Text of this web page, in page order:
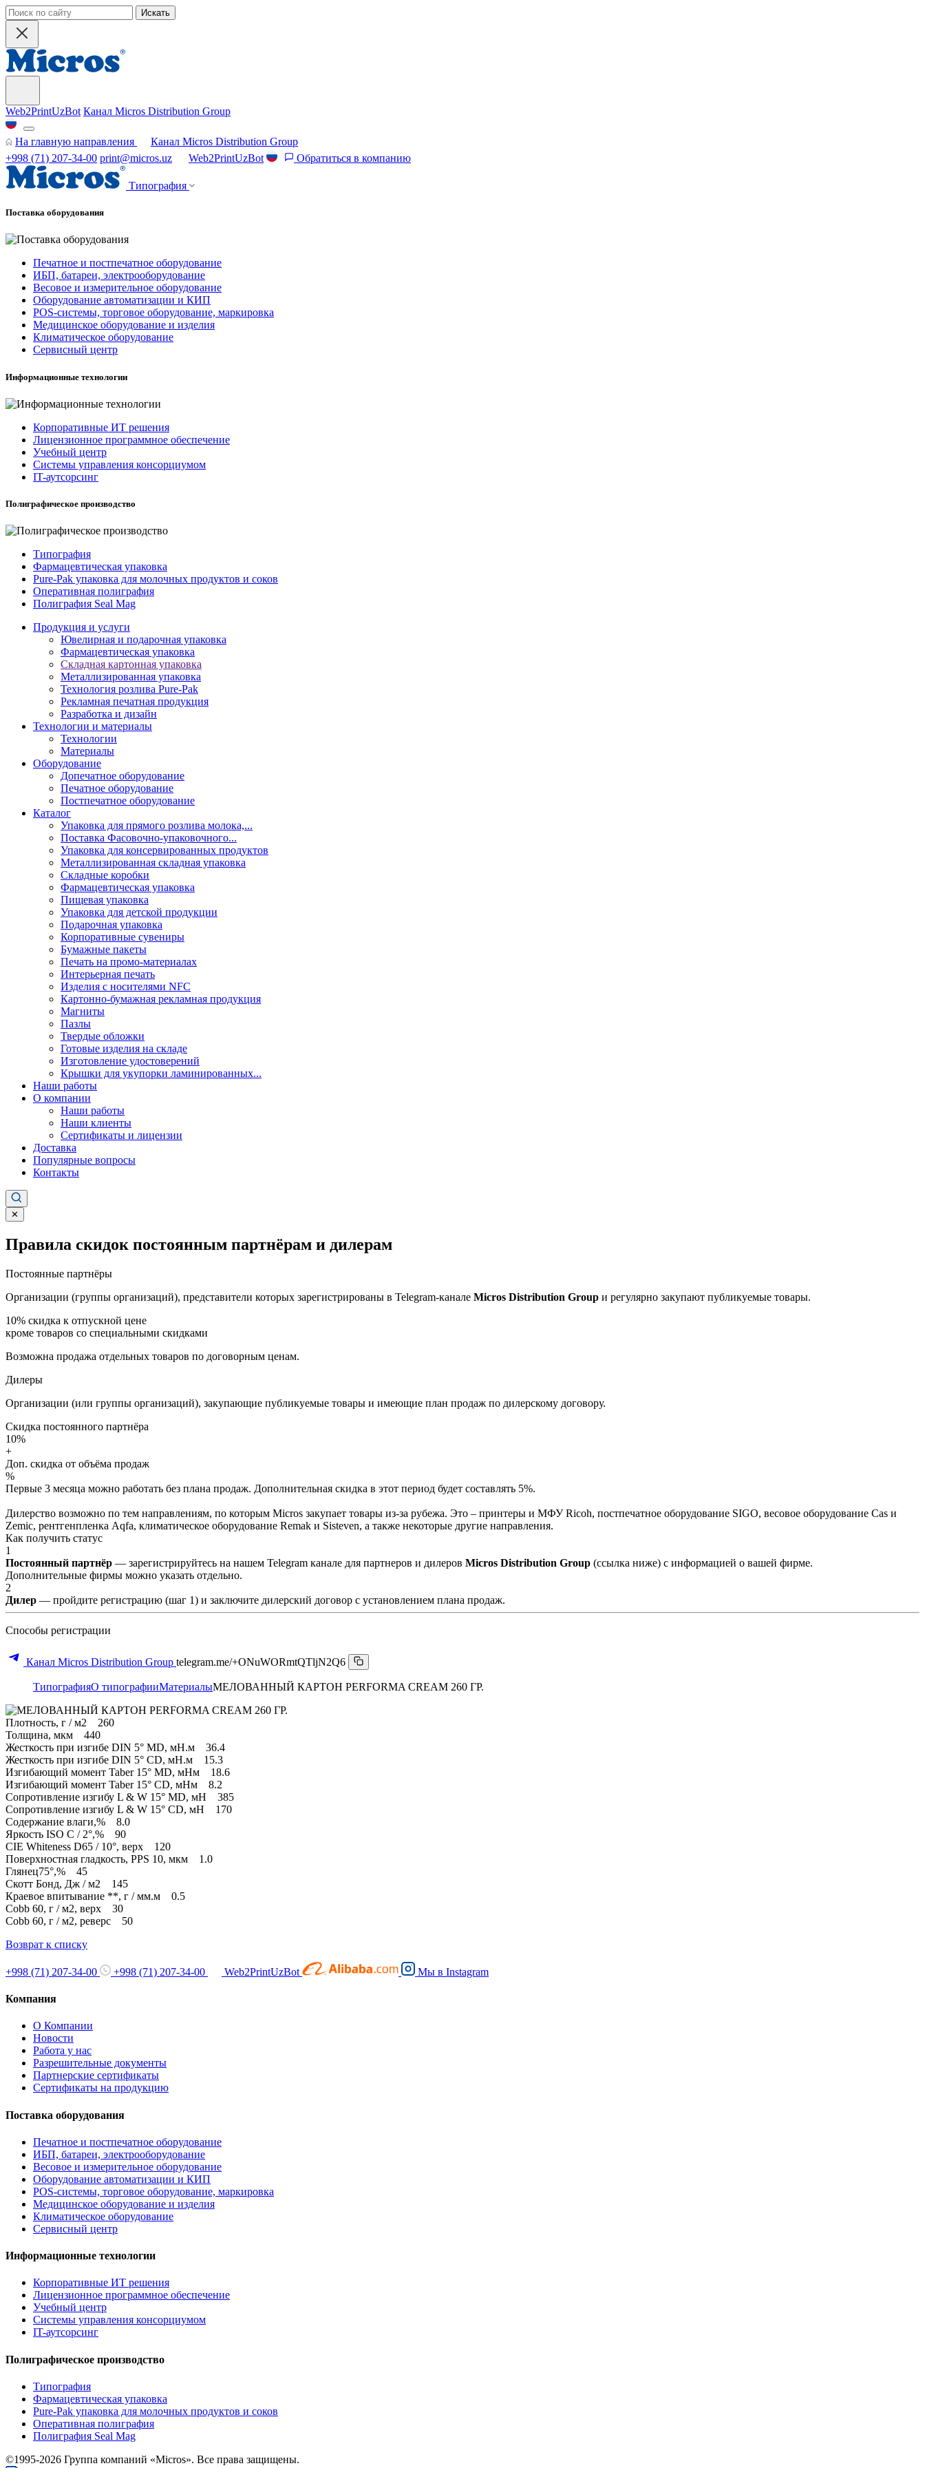
Искать
Web2PrintUzBot Канал Micros Distribution Group
На главную направления
Канал Micros Distribution Group
+998 (71) 207-34-00 print@micros.uz Web2PrintUzBot Обратиться в компанию
Типография
Поставка оборудования
Печатное и постпечатное оборудование
ИБП, батареи, электрооборудование
Весовое и измерительное оборудование
Оборудование автоматизации и КИП
POS-системы, торговое оборудование, маркировка
Медицинское оборудование и изделия
Климатическое оборудование
Сервисный центр
Информационные технологии
Корпоративные ИТ решения
Лицензионное программное обеспечение
Учебный центр
Системы управления консорциумом
IT-аутсорсинг
Полиграфическое производство
Типография
Фармацевтическая упаковка
Pure-Pak упаковка для молочных продуктов и соков
Оперативная полиграфия
Полиграфия Seal Mag
Продукция и услуги
Ювелирная и подарочная упаковка
Фармацевтическая упаковка
Складная картонная упаковка
Металлизированная упаковка
Технология розлива Pure-Pak
Рекламная печатная продукция
Разработка и дизайн
Технологии и материалы
Технологии
Материалы
Оборудование
Допечатное оборудование
Печатное оборудование
Постпечатное оборудование
Каталог
Упаковка для прямого розлива молока,...
Поставка Фасовочно-упаковочного...
Упаковка для консервированных продуктов
Металлизированная складная упаковка
Складные коробки
Фармацевтическая упаковка
Пищевая упаковка
Упаковка для детской продукции
Подарочная упаковка
Корпоративные сувениры
Бумажные пакеты
Печать на промо-материалах
Интерьерная печать
Изделия с носителями NFC
Картонно-бумажная рекламная продукция
Магниты
Пазлы
Твердые обложки
Готовые изделия на складе
Изготовление удостоверений
Крышки для укупорки ламинированных...
Наши работы
О компании
Наши работы
Наши клиенты
Сертификаты и лицензии
Доставка
Популярные вопросы
Контакты
✕
Правила скидок постоянным партнёрам и дилерам
Постоянные партнёры
Организации (группы организаций), представители которых зарегистрированы в Telegram-канале Micros Distribution Group и регулярно закупают публикуемые товары.
10% скидка к отпускной цене
кроме товаров со специальными скидками
Возможна продажа отдельных товаров по договорным ценам.
Дилеры
Организации (или группы организаций), закупающие публикуемые товары и имеющие план продаж по дилерскому договору.
Скидка постоянного партнёра
10%
+
Доп. скидка от объёма продаж
%
Первые 3 месяца можно работать без плана продаж. Дополнительная скидка в этот период будет составлять 5%.
Дилерство возможно по тем направлениям, по которым Micros закупает товары из-за рубежа. Это – принтеры и МФУ Ricoh, постпечатное оборудование SIGO, весовое оборудование Cas и
Zemic, рентгенпленка Aqfa, климатическое оборудование Remak и Sisteven, а также некоторые другие направления.
Как получить статус
1
Постоянный партнёр — зарегистрируйтесь на нашем Telegram канале для партнеров и дилеров Micros Distribution Group (ссылка ниже) с информацией о вашей фирме.
Дополнительные фирмы можно указать отдельно.
2
Дилер — пройдите регистрацию (шаг 1) и заключите дилерский договор с установлением плана продаж.
Способы регистрации
Канал Micros Distribution Group telegram.me/+ONuWORmtQTljN2Q6
ТипографияО типографииМатериалыМЕЛОВАННЫЙ КАРТОН PERFORMA CREAM 260 ГР.
Плотность, г / м2 260
Толщина, мкм 440
Жесткость при изгибе DIN 5° MD, мН.м 36.4
Жесткость при изгибе DIN 5° CD, мН.м 15.3
Изгибающий момент Taber 15° MD, мНм 18.6
Изгибающий момент Taber 15° CD, мНм 8.2
Сопротивление изгибу L & W 15° MD, мН 385
Сопротивление изгибу L & W 15° CD, мН 170
Содержание влаги,% 8.0
Яркость ISO C / 2°,% 90
CIE Whiteness D65 / 10°, верх 120
Поверхностная гладкость, PPS 10, мкм 1.0
Глянец75°,% 45
Скотт Бонд, Дж / м2 145
Краевое впитывание **, г / мм.м 0.5
Cobb 60, г / м2, верх 30
Cobb 60, г / м2, реверс 50
Возврат к списку
+998 (71) 207-34-00 +998 (71) 207-34-00 Web2PrintUzBot Мы в Instagram
Компания
О Компании
Новости
Работа у нас
Разрешительные документы
Партнерские сертификаты
Сертификаты на продукцию
Поставка оборудования
Печатное и постпечатное оборудование
ИБП, батареи, электрооборудование
Весовое и измерительное оборудование
Оборудование автоматизации и КИП
POS-системы, торговое оборудование, маркировка
Медицинское оборудование и изделия
Климатическое оборудование
Сервисный центр
Информационные технологии
Корпоративные ИТ решения
Лицензионное программное обеспечение
Учебный центр
Системы управления консорциумом
IT-аутсорсинг
Полиграфическое производство
Типография
Фармацевтическая упаковка
Pure-Pak упаковка для молочных продуктов и соков
Оперативная полиграфия
Полиграфия Seal Mag
©1995-2026 Группа компаний «Micros». Все права защищены.